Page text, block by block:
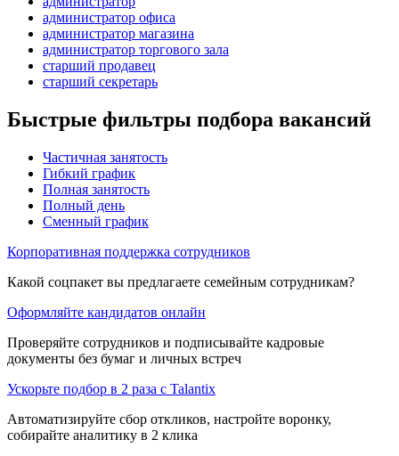
администратор офиса
администратор магазина
администратор торгового зала
старший продавец
старший секретарь
Быстрые фильтры подбора вакансий
Частичная занятость
Гибкий график
Полная занятость
Полный день
Сменный график
Корпоративная поддержка сотрудников
Какой соцпакет вы предлагаете семейным сотрудникам?
Оформляйте кандидатов онлайн
Проверяйте сотрудников и подписывайте кадровые
документы без бумаг и личных встреч
Ускорьте подбор в 2 раза с Talantix
Автоматизируйте сбор откликов, настройте воронку,
собирайте аналитику в 2 клика